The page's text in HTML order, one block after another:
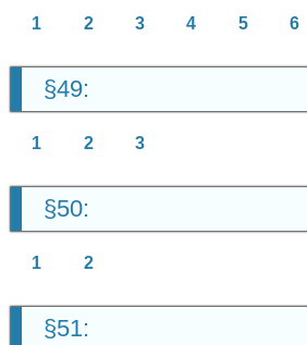
1 2 3 4 5 6
§49:
1 2 3
§50:
1 2
§51: